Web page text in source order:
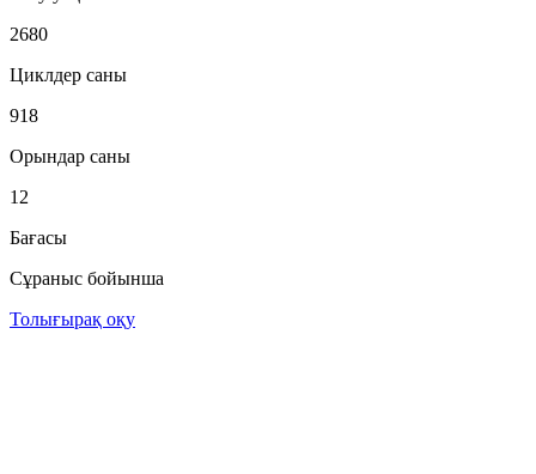
2680
Циклдер саны
918
Орындар саны
12
Бағасы
Сұраныс бойынша
Толығырақ оқу